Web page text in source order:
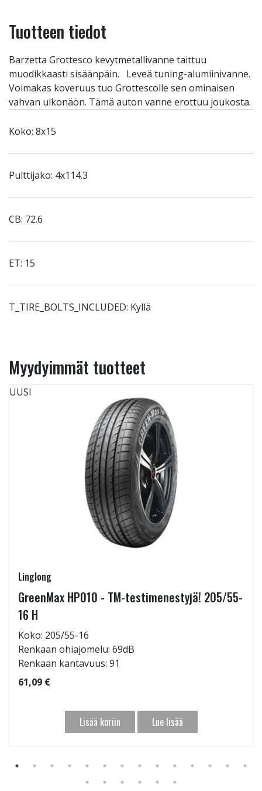
Tuotteen tiedot
Barzetta Grottesco kevytmetallivanne taittuu
muodikkaasti sisäänpäin. Leveä tuning-alumiinivanne.
Voimakas koveruus tuo Grottescolle sen ominaisen
vahvan ulkonäön. Tämä auton vanne erottuu joukosta.
Koko: 8x15
Pulttijako: 4x114.3
CB: 72.6
ET: 15
T_TIRE_BOLTS_INCLUDED: Kyllä
Myydyimmät tuotteet
UUSI
Linglong
GreenMax HP010 - TM-testimenestyjä! 205/55-
16 H
Koko: 205/55-16
Renkaan ohiajomelu: 69dB
Renkaan kantavuus: 91
61,09 €
Lisää koriin Lue lisää